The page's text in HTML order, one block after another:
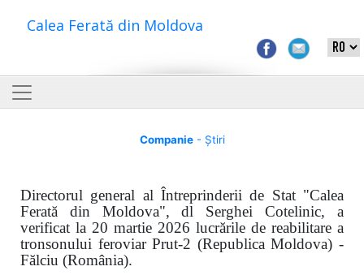
Calea Ferată din Moldova
Companie- Știri
Directorul general al Întreprinderii de Stat "Calea
Ferată din Moldova", dl Serghei Cotelinic, a
verificat la 20 martie 2026 lucrările de reabilitare a
tronsonului feroviar Prut-2 (Republica Moldova) -
Fălciu (România).